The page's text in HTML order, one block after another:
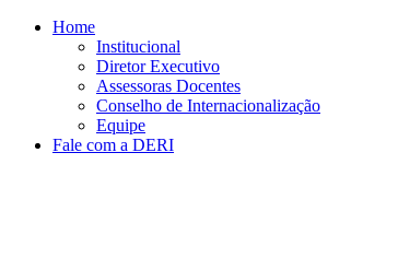
Conteúdo principal
Home
Institucional
Diretor Executivo
Assessoras Docentes
Conselho de Internacionalização
Equipe
Fale com a DERI